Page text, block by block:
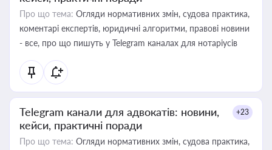
Про що тема: Огляди нормативних змін, судова практика,
коментарі експертів, юридичні алгоритми, правові новини
- все, про що пишуть у Telegram каналах для нотаріусів
Telegram канали для адвокатів: новини,
кейси, практичні поради
+23
Про що тема: Огляди нормативних змін, судова практика,